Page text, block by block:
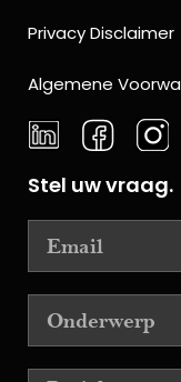
Privacy Disclaimer
Algemene
Stel uw vraag.